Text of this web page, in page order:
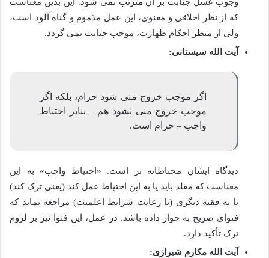
وجوب غسل جنابت بر آن مترتب نمی شود. این بدین معناست
که از نظر اخلاقی و معنوی، این عمل مذموم و گناه آلود است،
ولی از منظر احکام طهارت، موجب جنابت نمی گردد.
آیت الله سیستانی:
اگر موجب خروج منی شود حرام، بلکه اگر
موجب خروج منی نشود هم – بنابر احتیاط
واجب – حرام است.
دیدگاه ایشان محتاطانه تر است. «احتیاط واجب» به این
معناست که مقلد باید یا به این احتیاط عمل کند (یعنی ترک کند)
یا به فقیه دیگری (با رعایت شرایط اعلمیت) مراجعه نماید که
فتوای صریح به جواز داده باشد. در عمل، این فتوا نیز بر لزوم
ترک تأکید دارد.
آیت الله مکارم شیرازی: